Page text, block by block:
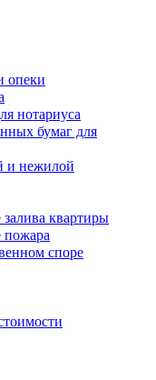
опеки
нотариуса
бумаг для
и нежилой
квартиры
пожара
споре